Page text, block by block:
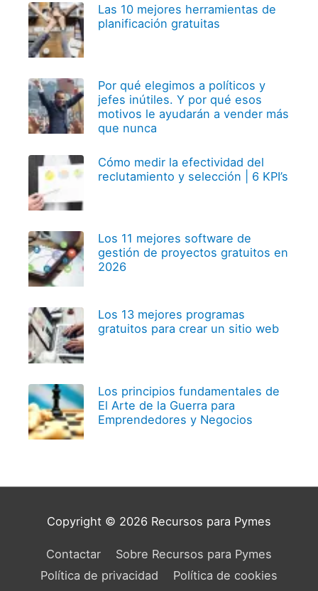
Las 10 mejores herramientas de
planificación gratuitas
Por qué elegimos a políticos y
jefes inútiles. Y por qué esos
motivos le ayudarán a vender más
que nunca
Cómo medir la efectividad del
reclutamiento y selección | 6 KPI’s
Los 11 mejores software de
gestión de proyectos gratuitos en
2026
Los 13 mejores programas
gratuitos para crear un sitio web
Los principios fundamentales de
El Arte de la Guerra para
Emprendedores y Negocios
Copyright © 2026 Recursos para Pymes
Contactar
Sobre Recursos para Pymes
Política de privacidad
Política de cookies